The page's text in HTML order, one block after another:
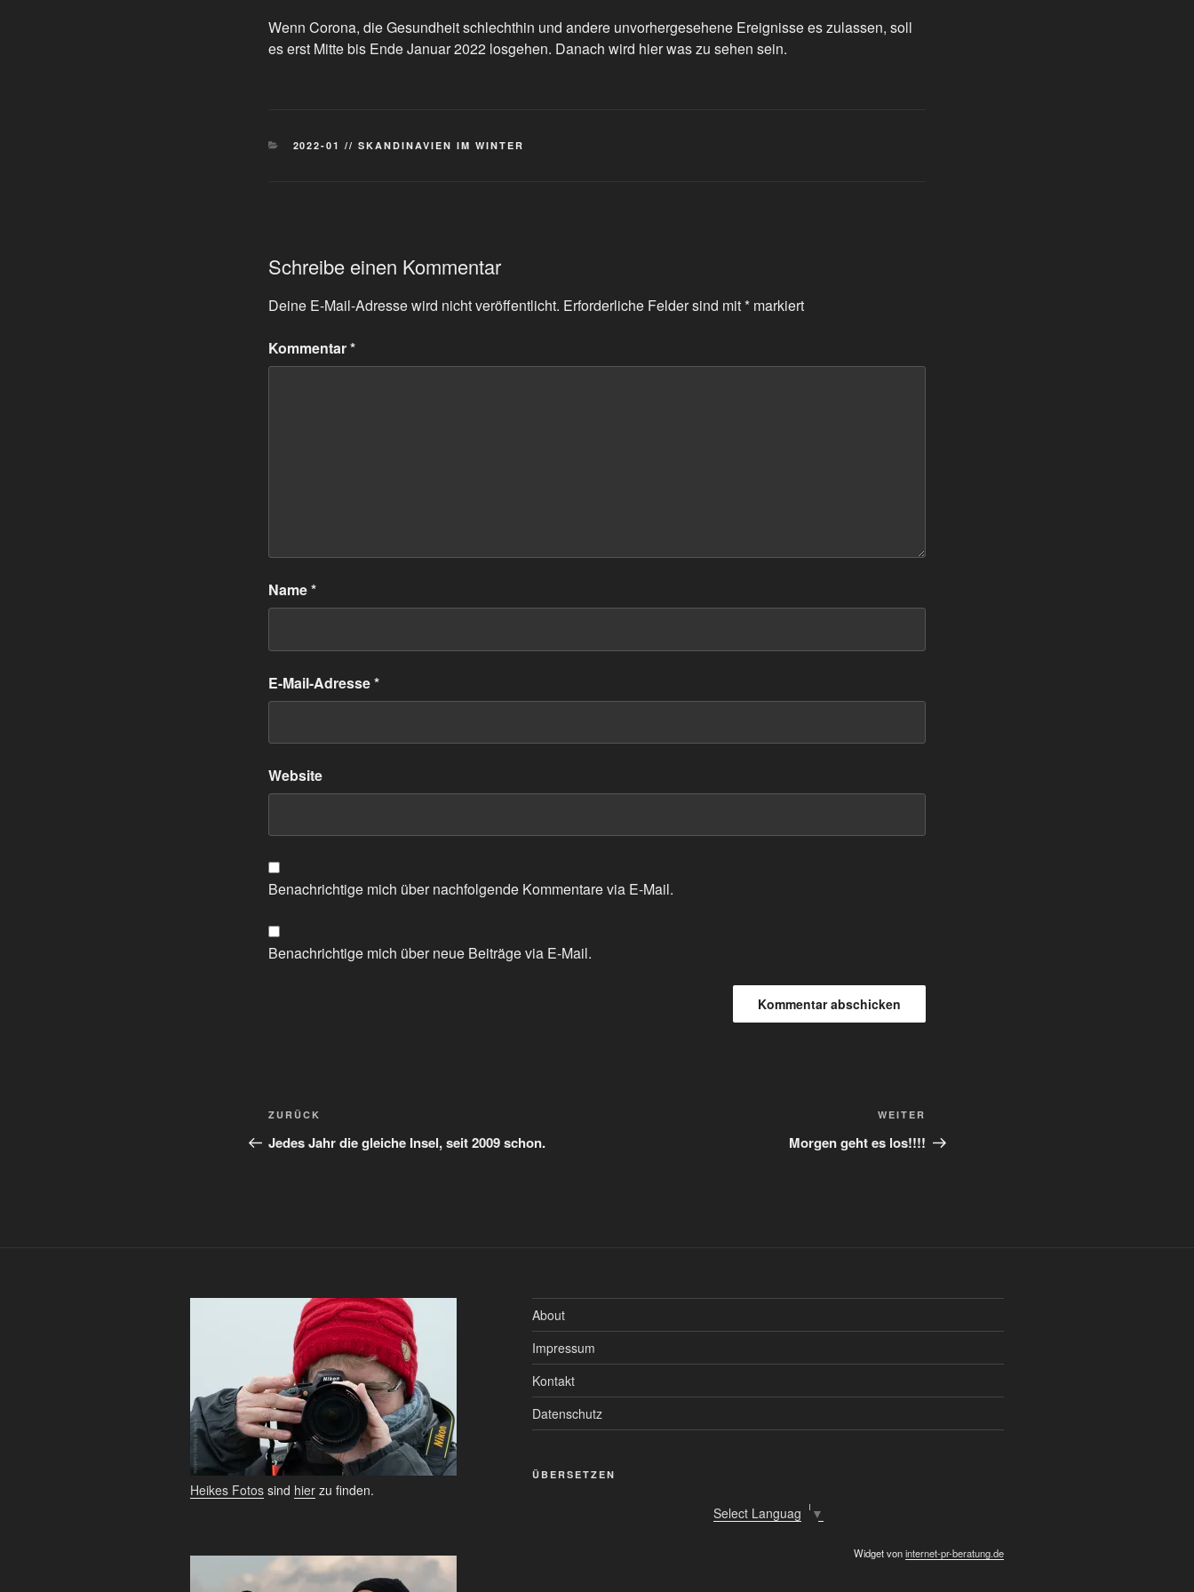
Wenn Corona, die Gesundheit schlechthin und andere unvorhergesehene Ereignisse es zulassen, soll
es erst Mitte bis Ende Januar 2022 losgehen. Danach wird hier was zu sehen sein.
KATEGORIEN
2022-01 // SKANDINAVIEN IM WINTER
Schreibe einen Kommentar
Deine E-Mail-Adresse wird nicht veröffentlicht. Erforderliche Felder sind mit* markiert
Kommentar*
Name*
E-Mail-Adresse*
Website
Benachrichtige mich über nachfolgende Kommentare via E-Mail.
Benachrichtige mich über neue Beiträge via E-Mail.
Beitragsnavigation
Vorheriger
Beitrag
ZURÜCK
Jedes Jahr die gleiche Insel, seit 2009 schon.
Beitrag
WEITER
Morgen geht es los!!!!
Heikes Fotos sind hier zu finden.
About
Impressum
Kontakt
Datenschutz
ÜBERSETZEN
Select Language ▼
Widget voninternet-pr-beratung.de